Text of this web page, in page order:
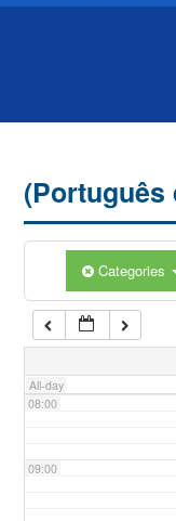
Categories
All-day
05:00
07:00
08:00
09:00